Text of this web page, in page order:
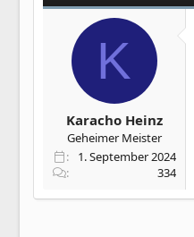
K
Karacho Heinz
Geheimer Meister
1. September 2024
334